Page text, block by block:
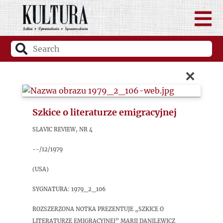
×
Szkice o literaturze emigracyjnej
Slavic Review, nr 4
--/12/1979
(USA)
sygnatura: 1979_2_106
Rozszerzona notka prezentuje „Szkice o
literaturze emigracyjnej” Marii Danilewicz